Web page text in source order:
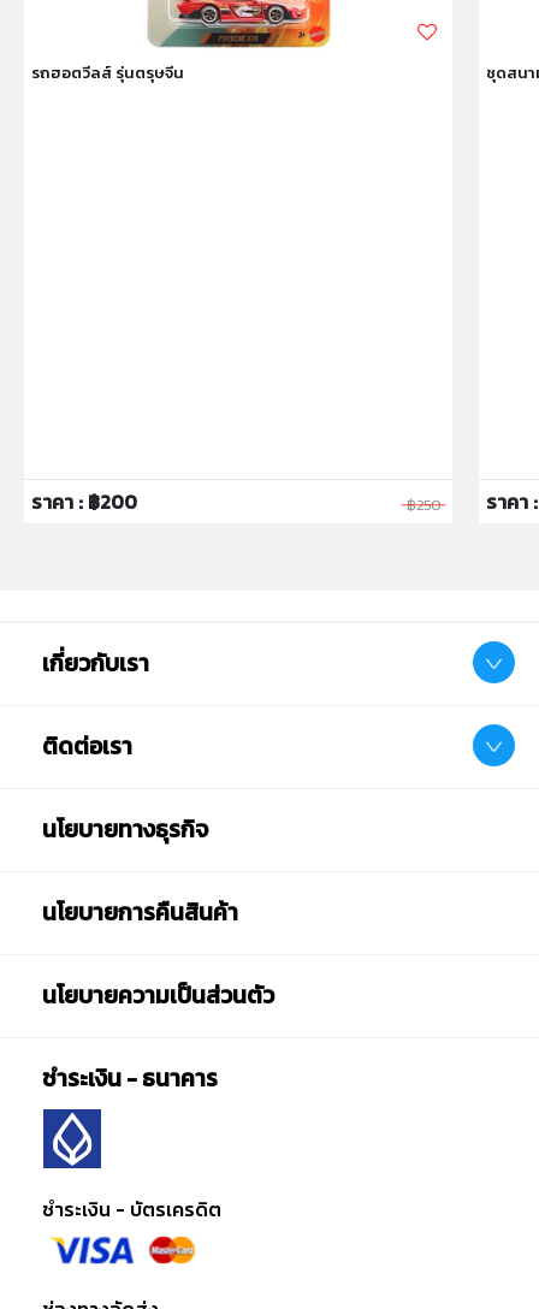
รถฮอตวีลส์ รุ่นตรุษจีน
ราคา : ฿200 ฿250
ชุดสน
ราคา
เกี่ยวกับเรา
ติดต่อเรา
นโยบายทางธุรกิจ
นโยบายการคืนสินค้า
นโยบายความเป็นส่วนตัว
ชำระเงิน - ธนาคาร
ชำระเงิน - บัตรเครดิต